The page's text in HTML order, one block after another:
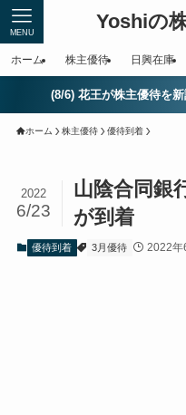
Yoshiの
MENU
ホーム 株主優待 日興在庫
(8/6) 花王が株主優待を新
ホーム 株主優待 優待到着
山陰合同銀
が到着
2022
6/23
優待到着 3月優待 2022年